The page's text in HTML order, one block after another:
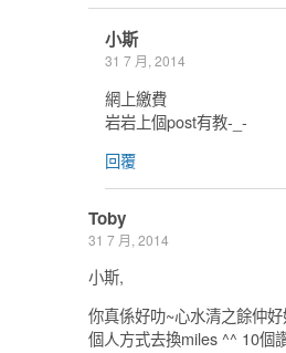
小斯
31 7 月, 2014
網上繳費
岩岩上個post有教-_-
回覆
Toby
31 7 月, 2014
小斯,
你真係好叻~心水清之餘仲
個人方式去換miles ^^ 10個